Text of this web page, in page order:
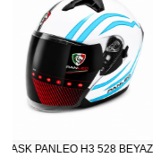
KASK PANLEO H3 528 BEYAZ-BLUE (M)